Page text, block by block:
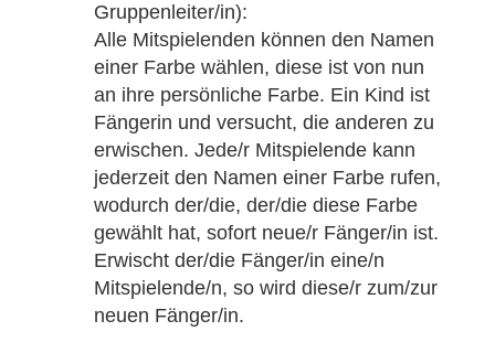
Gruppenleiter/in):
Alle Mitspielenden können den Namen
einer Farbe wählen, diese ist von nun
an ihre persönliche Farbe. Ein Kind ist
Fängerin und versucht, die anderen zu
erwischen. Jede/r Mitspielende kann
jederzeit den Namen einer Farbe rufen,
wodurch der/die, der/die diese Farbe
gewählt hat, sofort neue/r Fänger/in ist.
Erwischt der/die Fänger/in eine/n
Mitspielende/n, so wird diese/r zum/zur
neuen Fänger/in.